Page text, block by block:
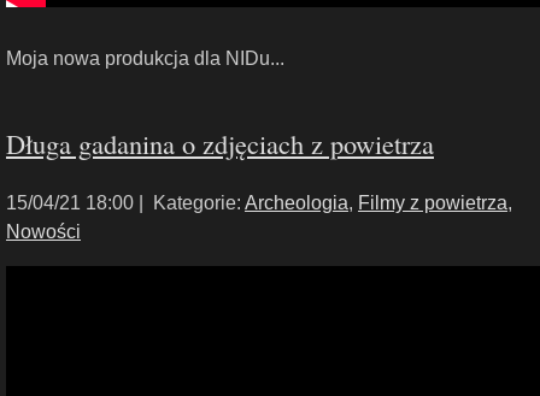
Moja nowa produkcja dla NIDu...
Długa gadanina o zdjęciach z powietrza
15/04/21 18:00 | Kategorie: Archeologia, Filmy z powietrza,
Nowości